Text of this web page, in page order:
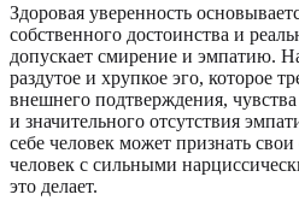
Здоровая уверенность
собственного достоинства и
допускает смирение и эмпатию.
раздутое и хрупкое эго, которое
внешнего подтверждения,
и значительного отсутствия
себе человек может признать
человек с сильными
это делает.